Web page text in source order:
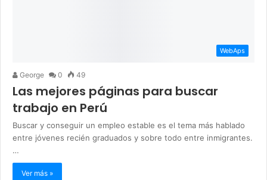
WebAps
George 0 49
Las mejores páginas para buscar
trabajo en Perú
Buscar y conseguir un empleo estable es el tema más hablado
entre jóvenes recién graduados y sobre todo entre inmigrantes.
…
Ver más »